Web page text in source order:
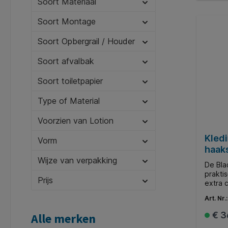
Soort Montage
Soort Opbergrail / Houder
Soort afvalbak
Soort toiletpapier
Type of Material
Voorzien van Lotion
Vorm
Wijze van verpakking
Prijs
Alle merken
C2C,
De
extra
jas of
Art. Nr.:
€